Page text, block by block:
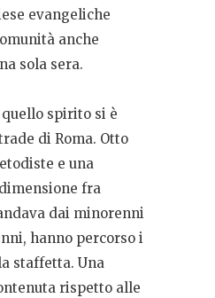
evangeliche
anche
sola sera.
spirito si è
di Roma. Otto
e una
fra
dai minorenni
hanno percorso i
staffetta. Una
rispetto alle